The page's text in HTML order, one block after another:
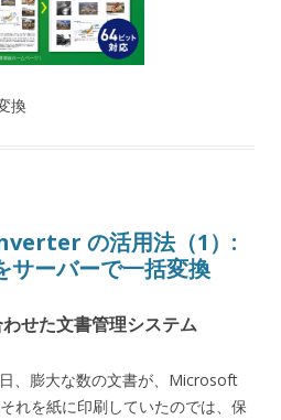
換
の活用法（1）:
サーバーで一括変換
せた文書管理システム
、膨大な数の文書が、Microsoft
れを紙に印刷していたのでは、保